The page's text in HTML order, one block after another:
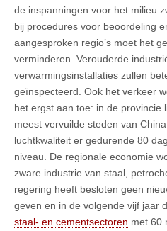
de inspanningen voor het milieu
bij procedures voor beoordeling
aangesproken regio’s moet het
verminderen. Verouderde
verwarmingsinstallaties zullen
geïnspecteerd. Ook het verkeer
het ergst aan toe: in de provincie
meest vervuilde steden van
luchtkwaliteit er gedurende 80
niveau. De regionale economie
zware industrie van staal,
regering heeft besloten geen
geven en in de volgende vijf jaar
staal- en cementsectoren met 60